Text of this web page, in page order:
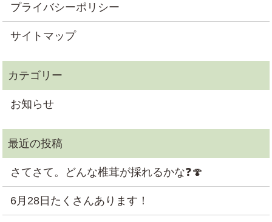
プライバシーポリシー
サイトマップ
お知らせ
さてさて。どんな椎茸が採れるかな❓🍄
6月28日たくさんあります！